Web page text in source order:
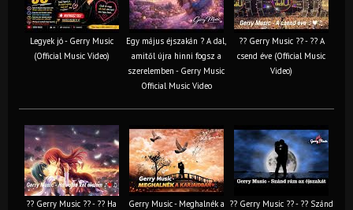
Legyek jó - Gerry Music
(Official Music Video)
Egy május éjszakán ? A dal,
amitől újra hinni fogsz a
szerelemben - Gerry Music
Official Music Video
?? Gerry Music ?? - ?? A
csend éve (Official Music
Video)
?? Gerry Music ?? - ?? Ha
Gerry Music - Meghalnék a ?? Gerry Music ?? - ?? Szánd